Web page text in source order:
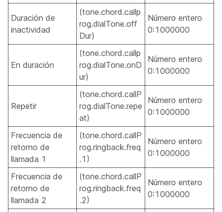
Duración de
inactividad
(tone.chord.callp
rog.dialTone.off
Dur)
Número entero
0:1000000
En duración
(tone.chord.callp
rog.dialTone.onD
ur)
Número entero
0:1000000
Repetir
(tone.chord.callP
rog.dialTone.repe
at)
Número entero
0:1000000
Frecuencia de
retorno de
llamada 1
(tone.chord.callP
rog.ringback.freq
.1)
Número entero
0:1000000
Frecuencia de
retorno de
llamada 2
(tone.chord.callP
rog.ringback.freq
.2)
Número entero
0:1000000